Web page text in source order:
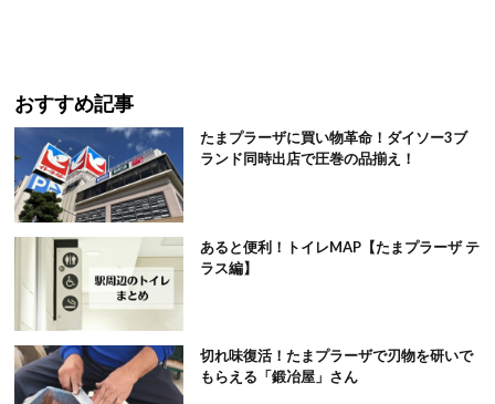
おすすめ記事
たまプラーザに買い物革命！ダイソー3ブ
ランド同時出店で圧巻の品揃え！
あると便利！トイレMAP【たまプラーザ テ
ラス編】
切れ味復活！たまプラーザで刃物を研いで
もらえる「鍛冶屋」さん